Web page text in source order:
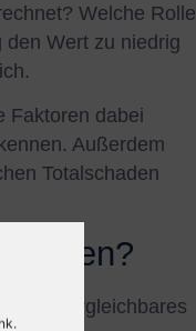
Welche Rolle
Wert zu niedrig
Faktoren dabei
Außerdem
Totalschaden
ein vergleichbares